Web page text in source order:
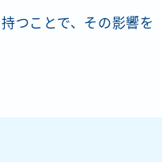
つことで、その影響を